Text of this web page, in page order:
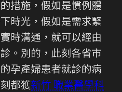
措施，假如是慣例體
時光，假如是需求緊
時溝通，就可以經由
。別的，此刻各省市
孕產婦患者就診的病
都獲新竹 職業醫學科